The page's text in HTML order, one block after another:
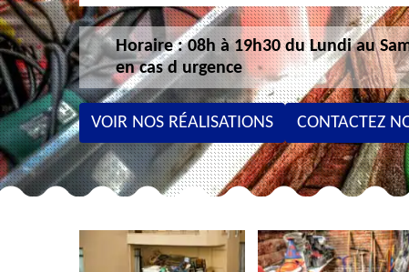
Horaire : 08h à 19h30 du Lundi au
en cas d urgence
VOIR NOS RÉALISATIONS CONTACTEZ